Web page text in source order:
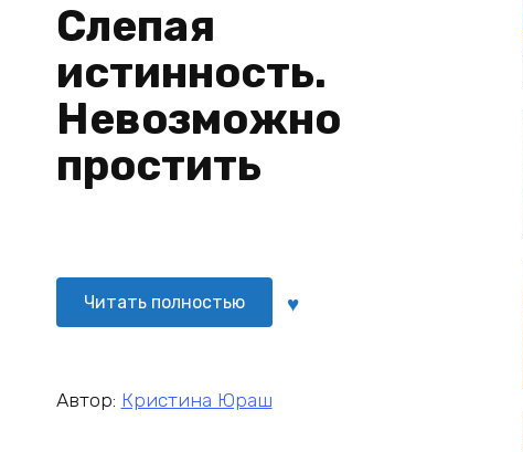
Слепая
истинность.
Невозможно
простить
Читать полностью
Автор: Кристина Юраш